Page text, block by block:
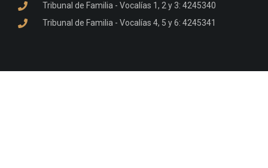
Tribunal de Familia - Vocalías 1, 2 y 3: 4245340
Tribunal de Familia - Vocalías 4, 5 y 6: 4245341